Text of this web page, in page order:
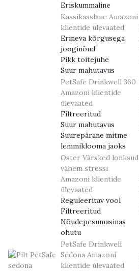
Eriskummaline
Kassikaaslane Amazoni
klientide ülevaated
Erineva kõrgusega
jooginõud
Pikk toitejuhe
Suur mahutavus
PetSafe Drinkwell 360
Amazoni klientide
ülevaated
Filtreeritud
Suur mahutavus
Suurepärane mitme
lemmiklooma jaoks
Oster Värsked lonksud
vähem stressi
Amazoni klientide
ülevaated
Reguleeritav vool
Filtreeritud
Nõudepesumasinas
ohutu
PetSafe Drinkwell
Sedona Amazoni
klientide ülevaated